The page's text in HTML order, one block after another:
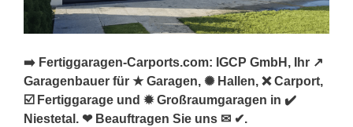
➡️ Fertiggaragen-Carports.com: IGCP GmbH, Ihr ↗️
Garagenbauer für ★ Garagen, ✺ Hallen, ❌ Carport,
☑️ Fertiggarage und ✹ Großraumgaragen in ✔️
Niestetal. ❤ Beauftragen Sie uns ✉ ✔.